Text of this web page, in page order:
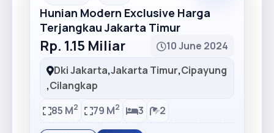
Hunian Modern Exclusive Harga
Terjangkau Jakarta Timur
Rp. 1.15 Miliar
10 June 2024
Dki Jakarta,Jakarta Timur,Cipayung
,Cilangkap
85 M2 79 M2 3 2